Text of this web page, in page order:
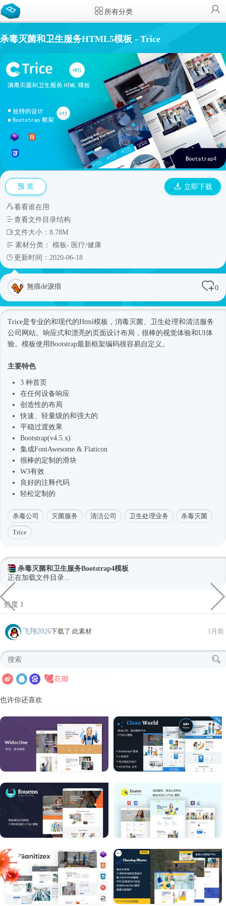
所有分类
杀毒灭菌和卫生服务HTML5模板 - Trice
预 览 立即下载
看看谁在用
查看文件目录结构
文件大小：8.78M
素材分类： 模板- 医疗/健康
更新时间：2020-06-18
無痕dé淚痕 0
Trice是专业的和现代的Html模板 ，消毒灭菌、卫生处理和清洁服务
公司网站。 响应式和漂亮的页面设计布局，很棒的视觉体验和UI体
验。模板使用Bootstrap最新框架编码很容易自定义。
主要特色
3 种首页
在任何设备响应
创造性的布局
快速、轻量级的和强大的
平稳过渡效果
Bootstrap(v4.5.x)
集成FontAwesome & Flaticon
很棒的定制的滑块
W3有效
良好的注释代码
轻松定制的
杀毒公司 灭菌服务 清洁公司 卫生处理业务 杀毒灭菌
Trice
杀毒灭菌和卫生服务Bootstrap4模板
正在加载文件目录...
热度 1
飞翔2026下载了 此素材 3月前
也许你还喜欢